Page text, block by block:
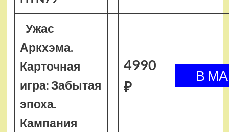
Ужас
Аркхэма.
Карточная
игра: Забытая
эпоха.
Кампания
4990
₽